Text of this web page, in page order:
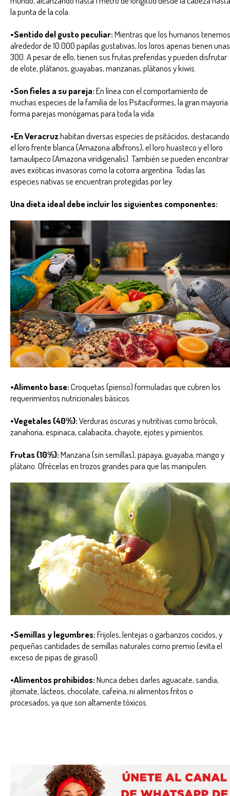
la punta de la cola.
•Sentido del gusto peculiar:Mientras que los humanos tenemos
alrededor de 10.000 papilas gustativas, los loros apenas tienen unas
300. A pesar de ello, tienen sus frutas preferidas y pueden disfrutar
de elote, plátanos, guayabas, manzanas, plátanos y kiwis.
•Son fieles a su pareja:En línea con el comportamiento de
muchas especies de la familia de los Psitaciformes, la gran mayoría
forma parejas monógamas para toda la vida.
•En Veracruzhabitan diversas especies de psitácidos, destacando
el loro frente blanca (Amazona albifrons), el loro huasteco y el loro
tamaulipeco (Amazona viridigenalis). También se pueden encontrar
aves exóticas invasoras como la cotorra argentina. Todas las
especies nativas se encuentran protegidas por ley.
Una dieta ideal debe incluir los siguientes componentes:
•Alimento base:Croquetas (pienso) formuladas que cubren los
requerimientos nutricionales básicos.
•Vegetales (40%):Verduras oscuras y nutritivas como brócoli,
zanahoria, espinaca, calabacita, chayote, ejotes y pimientos.
Frutas (10%):Manzana (sin semillas), papaya, guayaba, mango y
plátano. Ofrécelas en trozos grandes para que las manipulen.
•Semillas y legumbres:Frijoles, lentejas o garbanzos cocidos, y
pequeñas cantidades de semillas naturales como premio (evita el
exceso de pipas de girasol).
•Alimentos prohibidos:Nunca debes darles aguacate, sandía,
jitomate, lácteos, chocolate, cafeína, ni alimentos fritos o
procesados, ya que son altamente tóxicos.